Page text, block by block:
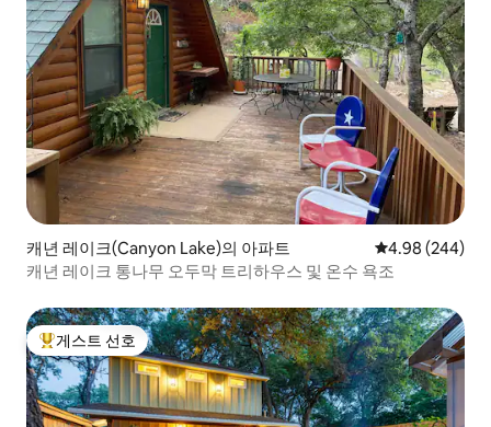
캐년 레이크(Canyon Lake)의 아파트 평점 4.98점(5
4.98 (244)
캐년 레이크 통나무 오두막 트리하우스 및 온수 욕조
상위 게스트 선호
게스트 선호